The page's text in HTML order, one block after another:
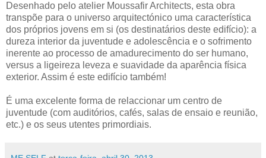
Desenhado pelo atelier Moussafir Architects, esta obra
transpõe para o universo arquitectónico uma característica
dos próprios jovens em si (os destinatários deste edifício): a
dureza interior da juventude e adolescência e o sofrimento
inerente ao processo de amadurecimento do ser humano,
versus a ligeireza leveza e suavidade da aparência física
exterior. Assim é este edifício também!
É uma excelente forma de relaccionar um centro de
juventude (com auditórios, cafés, salas de ensaio e reunião,
etc.) e os seus utentes primordiais.